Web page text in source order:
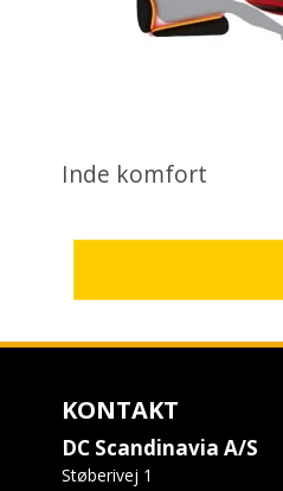
Inde komfort
KONTAKT
DC Scandinavia A/S
Støberivej 1